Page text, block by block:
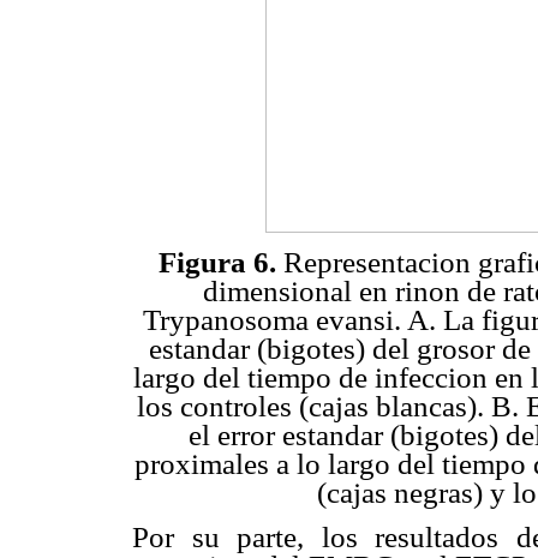
Figura 6. Representacion
dimensional en rinon de
Trypanosoma evansi. A. La
estandar (bigotes) del grosor
largo del tiempo de infeccion en
los controles (cajas blancas). B.
el error estandar (bigotes)
proximales a lo largo del tiempo
(cajas negras) y
Por su parte, los resultados